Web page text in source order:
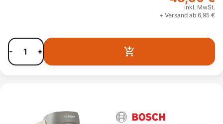
inkl. MwSt.
+ Versand ab 6,95 €
- +